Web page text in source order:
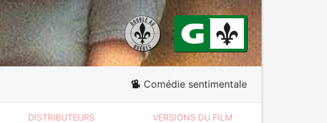
Comédie sentimentale
DISTRIBUTEURS VERSIONS DU FILM